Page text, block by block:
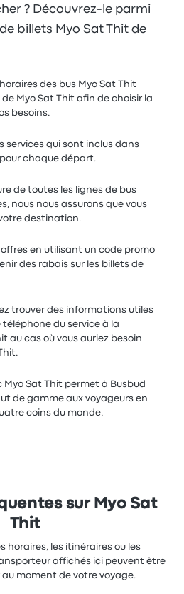
? Découvrez-le parmi
billets Myo Sat Thit de
des bus Myo Sat Thit
Myo Sat Thit afin de choisir la
besoins.
services qui sont inclus dans
chaque départ.
de toutes les lignes de bus
nous nous assurons que vous
destination.
en utilisant un code promo
des rabais sur les billets de
trouver des informations utiles
téléphone du service à la
au cas où vous auriez besoin
Sat Thit permet à Busbud
de gamme aux voyageurs en
coins du monde.
sur Myo Sat
Thit
horaires, les itinéraires ou les
affichés ici peuvent être
au moment de votre voyage.